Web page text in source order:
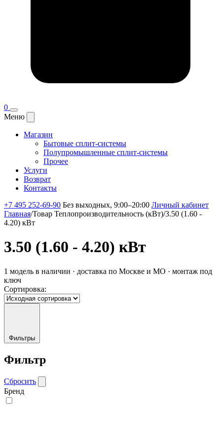
0
Меню
Магазин
Бытовые сплит-системы
Полупромышленные сплит-системы
Прочее
Услуги
Возврат
Контакты
+7 495 252-69-90 Без выходных, 9:00–20:00 Личный кабинет
Главная/Товар Теплопроизводительность (кВт)/3.50 (1.60 -
4.20) кВт
3.50 (1.60 - 4.20) кВт
1 модель в наличии · доставка по Москве и МО · монтаж под
ключ
Сортировка:
Фильтры
Фильтр
Сбросить
Бренд